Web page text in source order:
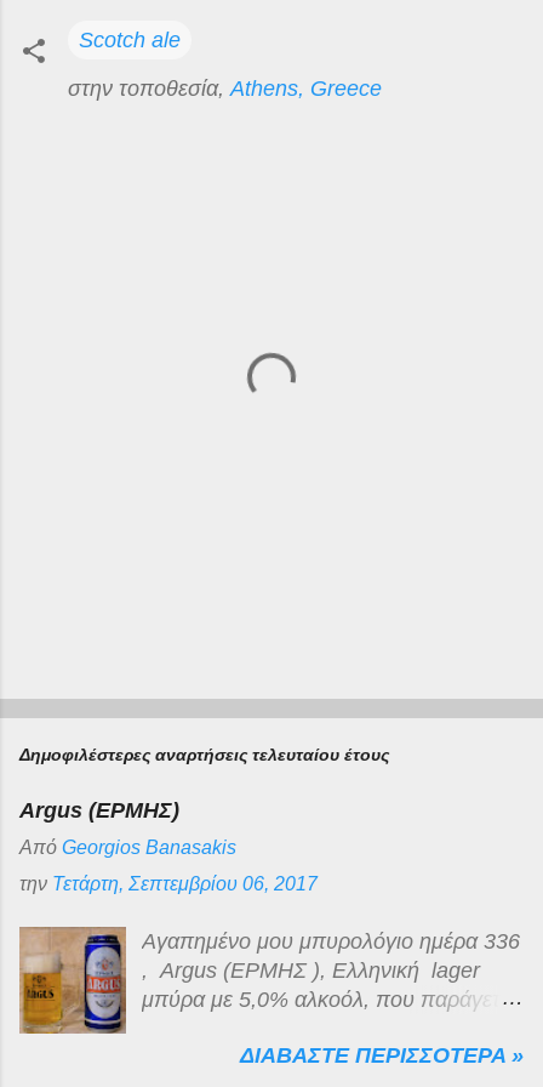
Scotch ale
στην τοποθεσία, Athens, Greece
Δημοφιλέστερες αναρτήσεις τελευταίου έτους
Argus (ΕΡΜΗΣ)
Από Georgios Banasakis
την Τετάρτη, Σεπτεμβρίου 06, 2017
Αγαπημένο μου μπυρολόγιο ημέρα 336
, Argus (ΕΡΜΗΣ ), Ελληνική lager
μπύρα με 5,0% αλκοόλ, που παράγεται
την εζα (Ελληνική Ζυθοποιία
ΔΙΑΒΑΣΤΕ ΠΕΡΙΣΣΟΤΕΡΑ »